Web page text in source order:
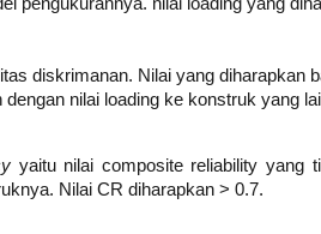
diskrimanan. Nilai yang diharapkan
nilai loading ke konstruk yang
yaitu nilai composite reliability yang
Nilai CR diharapkan > 0.7.